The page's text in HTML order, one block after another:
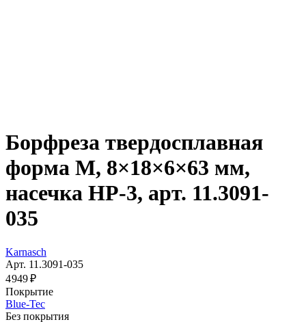
Борфреза твердосплавная
форма M, 8×18×6×63 мм,
насечка HP-3, арт. 11.3091-
035
Karnasch
Арт. 11.3091-035
4 949 ₽
Покрытие
Blue-Tec
Без покрытия